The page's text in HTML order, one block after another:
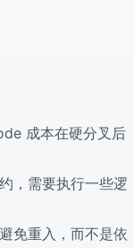
成本在硬分叉后
，需要执行一些逻
免重入，而不是依